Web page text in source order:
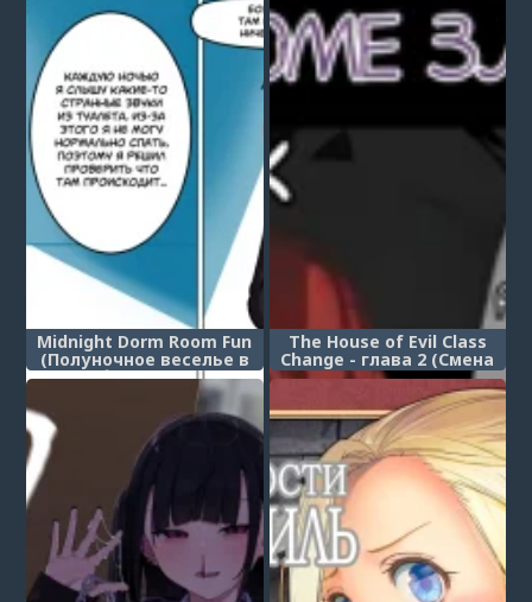
Midnight Dorm Room Fun
(Полуночное веселье в
общежитии)
The House of Evil Class
Change - глава 2 (Смена
класса в доме зла)